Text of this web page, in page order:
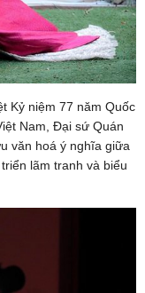
Kỷ niệm 77 năm Quốc
Nam, Đại sứ Quán
văn hoá ý nghĩa giữa
lãm tranh và biểu